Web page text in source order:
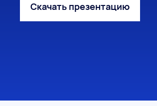
Скачать презентацию